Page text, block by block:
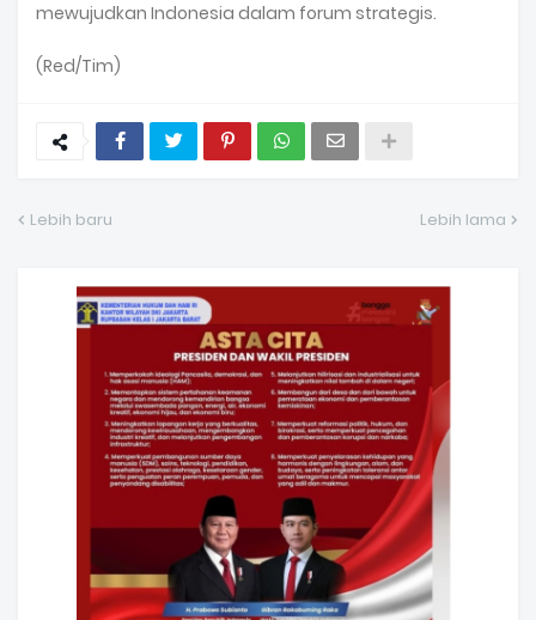
mewujudkan Indonesia dalam forum strategis.
(Red/Tim)
Lebih baru Lebih lama